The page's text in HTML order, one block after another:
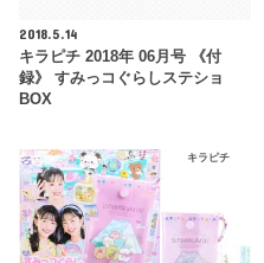
2018.5.14
キラピチ 2018年 06月号 《付
録》 すみっコぐらしステショ
BOX
キラピチ